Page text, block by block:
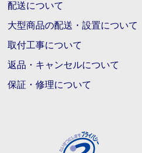
配送について
大型商品の配送・設置について
取付工事について
返品・キャンセルについて
保証・修理について